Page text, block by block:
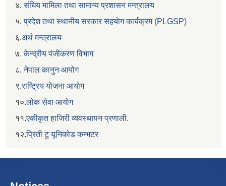
४.संघिय मामिला तथा सामान्य प्रशासन मन्त्रालय
५.प्रदेश तथा स्थानीय सरकार सहयाेग कार्यक्रम (PLGSP)
६.अर्थ मन्त्रालय
७.केन्द्रीय पंजीकरण विभाग
८.नेपाल कानुन आयोग
९.राष्ट्रिय योजना आयोग
१०.लोक सेवा आयोग
११.एकीकृत हाजिरी व्यवस्थापन प्रणाली.
१२.प्रिती टु यूनिकोड कन्भटर